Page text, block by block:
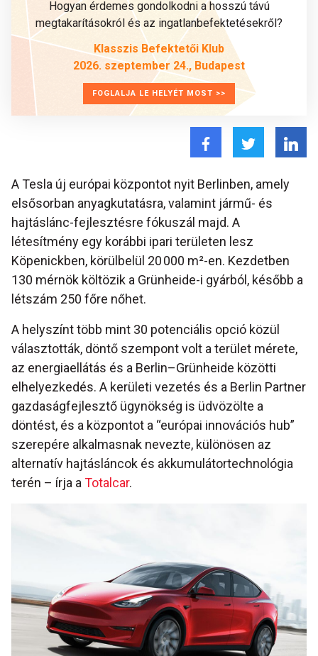
Hogyan érdemes gondolkodni a hosszú távú
megtakarításokról és az ingatlanbefektetésekről?
Klasszis Befektetői Klub
2026. szeptember 24., Budapest
FOGLALJA LE HELYÉT MOST >>
A Tesla új európai központot nyit Berlinben, amely
elsősorban anyagkutatásra, valamint jármű- és
hajtáslánc-fejlesztésre fókuszál majd. A
létesítmény egy korábbi ipari területen lesz
Köpenickben, körülbelül 20 000 m²-en. Kezdetben
130 mérnök költözik a Grünheide-i gyárból, később a
létszám 250 főre nőhet.
A helyszínt több mint 30 potenciális opció közül
választották, döntő szempont volt a terület mérete,
az energiaellátás és a Berlin–Grünheide közötti
elhelyezkedés. A kerületi vezetés és a Berlin Partner
gazdaságfejlesztő ügynökség is üdvözölte a
döntést, és a központot a “európai innovációs hub”
szerepére alkalmasnak nevezte, különösen az
alternatív hajtásláncok és akkumulátortechnológia
terén – írja aTotalcar.